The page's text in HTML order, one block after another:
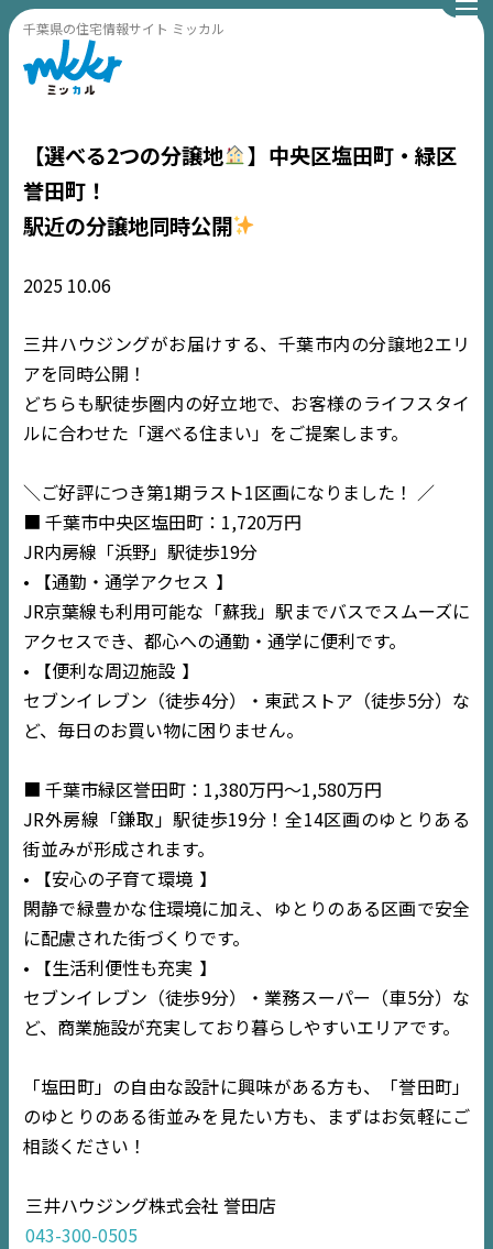
千葉県の住宅情報サイト ミッカル
NEWS
EVENT
千葉エリア
【選べる2つの分譲地
】中央区塩田町・緑区
誉田町！
駅近の分譲地同時公開
2025 10.06
三井ハウジングがお届けする、千葉市内の分譲地2エリ
アを同時公開！
どちらも駅徒歩圏内の好立地で、お客様のライフスタイ
ルに合わせた「選べる住まい」をご提案します。
＼ご好評につき第1期ラスト1区画になりました！ ／
■ 千葉市中央区塩田町：1,720万円
JR内房線「浜野」駅徒歩19分
• 【通勤・通学アクセス 】
JR京葉線も利用可能な「蘇我」駅までバスでスムーズに
アクセスでき、都心への通勤・通学に便利です。
• 【便利な周辺施設 】
セブンイレブン（徒歩4分）・東武ストア（徒歩5分）な
ど、毎日のお買い物に困りません。
■ 千葉市緑区誉田町：1,380万円〜1,580万円
JR外房線「鎌取」駅徒歩19分！全14区画のゆとりある
街並みが形成されます。
• 【安心の子育て環境 】
閑静で緑豊かな住環境に加え、ゆとりのある区画で安全
に配慮された街づくりです。
• 【生活利便性も充実 】
セブンイレブン（徒歩9分）・業務スーパー（車5分）な
ど、商業施設が充実しており暮らしやすいエリアです。
「塩田町」の自由な設計に興味がある方も、「誉田町」
のゆとりのある街並みを見たい方も、まずはお気軽にご
相談ください！
三井ハウジング株式会社 誉田店
043-300-0505